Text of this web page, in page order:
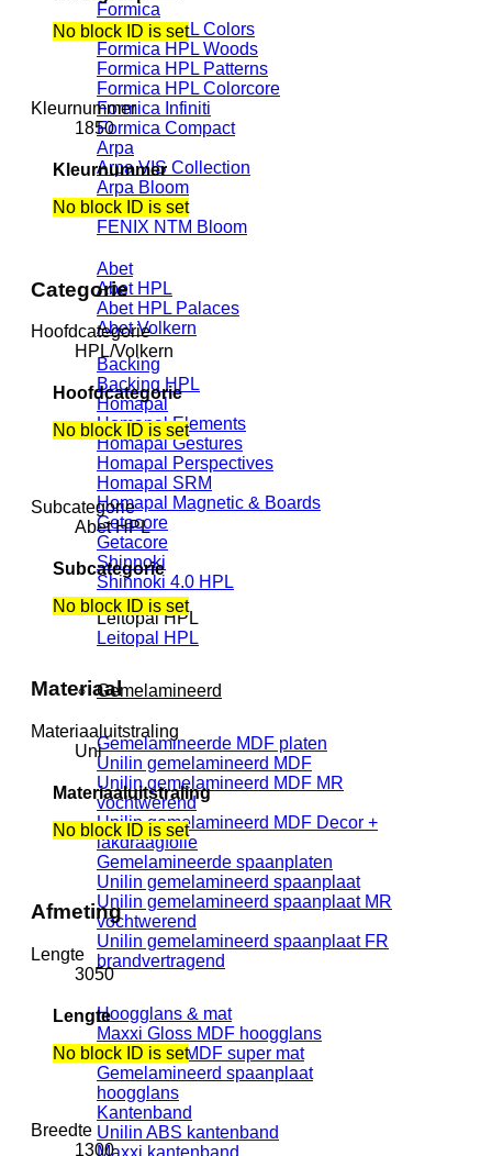
Formica
Formica HPL Colors
Formica HPL Woods
Formica HPL Patterns
Formica HPL Colorcore
Formica Infiniti
Formica Compact
Arpa
Arpa VIS Collection
Arpa Bloom
Arpa Tuet
FENIX NTM Bloom
Abet
Abet HPL
Abet HPL Palaces
Abet Volkern
Backing
Backing HPL
Homapal
Homapal Elements
Homapal Gestures
Homapal Perspectives
Homapal SRM
Homapal Magnetic & Boards
Getacore
Getacore
Shinnoki
Shinnoki 4.0 HPL
Leitopal HPL
Leitopal HPL
Gemelamineerd
Gemelamineerde MDF platen
Unilin gemelamineerd MDF
Unilin gemelamineerd MDF MR
vochtwerend
Unilin gemelamineerd MDF Decor +
lakdraagfolie
Gemelamineerde spaanplaten
Unilin gemelamineerd spaanplaat
Unilin gemelamineerd spaanplaat MR
vochtwerend
Unilin gemelamineerd spaanplaat FR
brandvertragend
Hoogglans & mat
Maxxi Gloss MDF hoogglans
Maxxi Matt MDF super mat
Gemelamineerd spaanplaat
hoogglans
Kantenband
Unilin ABS kantenband
Maxxi kantenband
No block ID is set
Kleurnummer
1850
Kleurnummer
No block ID is set
Categorie
Hoofdcategorie
HPL/Volkern
Hoofdcategorie
No block ID is set
Subcategorie
Abet HPL
Subcategorie
No block ID is set
Materiaal
Materiaaluitstraling
Uni
Materiaaluitstraling
No block ID is set
Afmeting
Lengte
3050
Lengte
No block ID is set
Breedte
1300